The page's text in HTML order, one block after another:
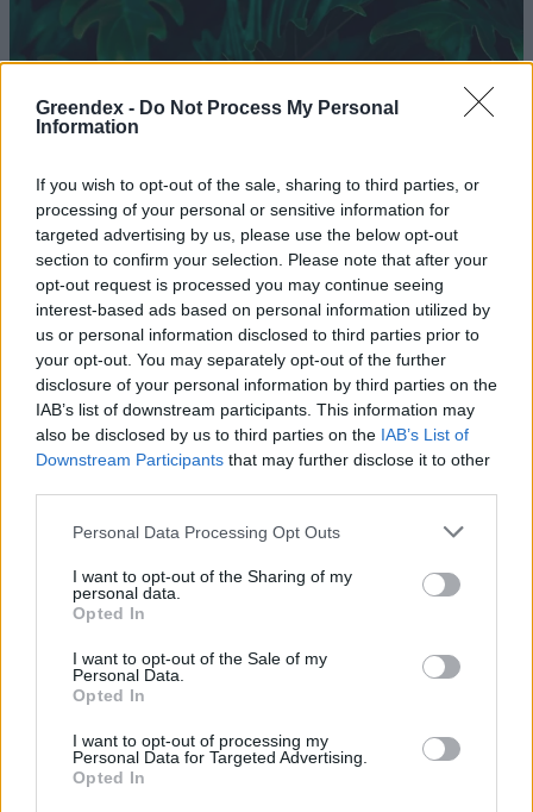
Greendex - Do Not Process My Personal
Information
If you wish to opt-out of the sale, sharing to third parties, or
processing of your personal or sensitive information for
targeted advertising by us, please use the below opt-out
section to confirm your selection. Please note that after your
opt-out request is processed you may continue seeing
interest-based ads based on personal information utilized by
us or personal information disclosed to third parties prior to
your opt-out. You may separately opt-out of the further
disclosure of your personal information by third parties on the
IAB’s list of downstream participants. This information may
also be disclosed by us to third parties on the IAB’s List of
Downstream Participants that may further disclose it to other
Personal Data Processing Opt Outs
I want to opt-out of the Sharing of my
personal data.
Opted In
I want to opt-out of the Sale of my
Personal Data.
Opted In
I want to opt-out of processing my
Personal Data for Targeted Advertising.
Opted In
A Nébih szerint továbbra is
virágzik a nagytestű halak
feketekereskedelme
Egymillió áldozat
Greendex szemle
A hagyományos ázsiai orvoslás
tizedeli medvéket